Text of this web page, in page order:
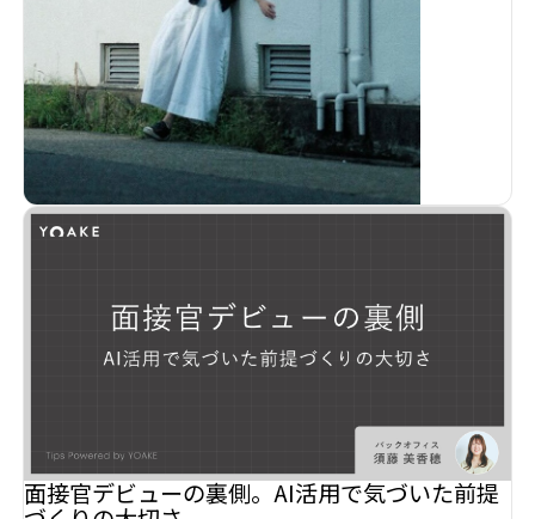
面接官デビューの裏側。AI活用で気づいた前提